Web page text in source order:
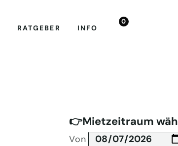
RATGEBER INFO
0
👉Mietzeitraum
Von